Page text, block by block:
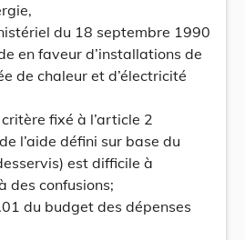
du 18 septembre 1990
en faveur d’installations de
de chaleur et d’électricité
fixé à l’article 2
l’aide défini sur base du
est difficile à
des confusions;
du budget des dépenses